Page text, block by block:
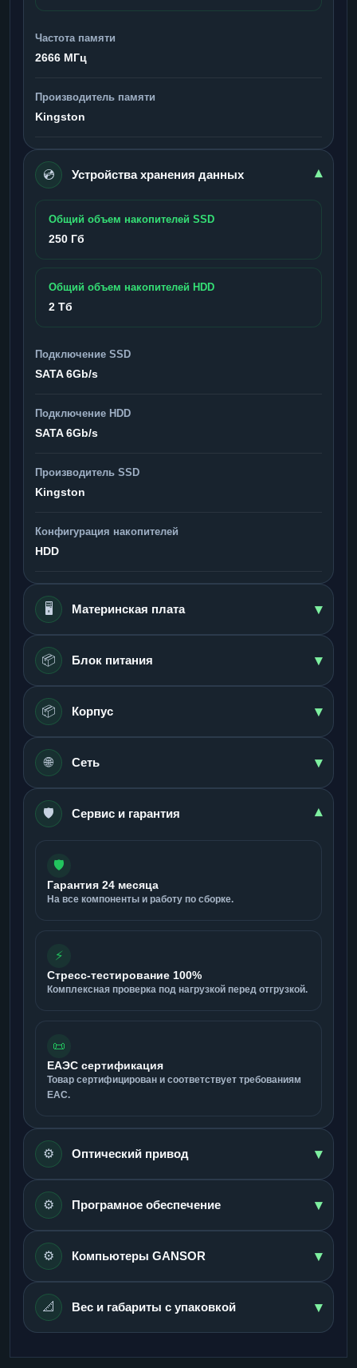
Частота памяти
2666 МГц
Производитель памяти
Kingston
💿 Устройства хранения данных ▾
Общий объем накопителей SSD
250 Гб
Общий объем накопителей HDD
2 Тб
Подключение SSD
SATA 6Gb/s
Подключение HDD
SATA 6Gb/s
Производитель SSD
Kingston
Конфигурация накопителей
HDD
🖥️ Материнская плата ▾
📦 Блок питания ▾
📦 Корпус ▾
🌐 Сеть ▾
🛡️ Сервис и гарантия ▾
🛡️
Гарантия 24 месяца
На все компоненты и работу по сборке.
⚡
Стресс-тестирование 100%
Комплексная проверка под нагрузкой перед отгрузкой.
📜
ЕАЭС сертификация
Товар сертифицирован и соответствует требованиям
ЕАС.
⚙️ Оптический привод ▾
⚙️ Програмное обеспечение ▾
⚙️ Компьютеры GANSOR ▾
📐 Вес и габариты с упаковкой ▾